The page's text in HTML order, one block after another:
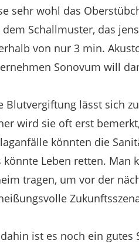
sehr wohl das
dem Schallmuster, das
von nur 3 min.
Sonovum will
Blutvergiftung lässt sich
wird sie oft erst
könnten die
könnte Leben retten. Man
tragen, um vor der
ist es noch ein